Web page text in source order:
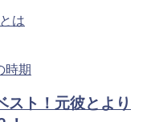
スト！元彼とより